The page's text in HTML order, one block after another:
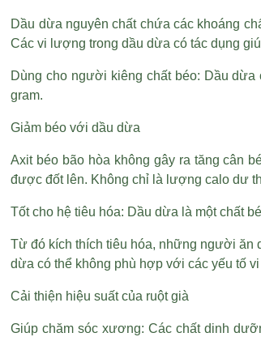
Dầu dừa nguyên chất chứa các khoáng
Các vi lượng trong dầu dừa có tác dụng
Dùng cho người kiêng chất béo: Dầu
gram.
Giảm béo với dầu dừa
Axit béo bão hòa không gây ra tăng cân
được đốt lên. Không chỉ là lượng calo dư
Tốt cho hệ tiêu hóa: Dầu dừa là một chất
Từ đó kích thích tiêu hóa, những người ăn
dừa có thể không phù hợp với các yếu tố
Cải thiện hiệu suất của ruột già
Giúp chăm sóc xương: Các chất dinh